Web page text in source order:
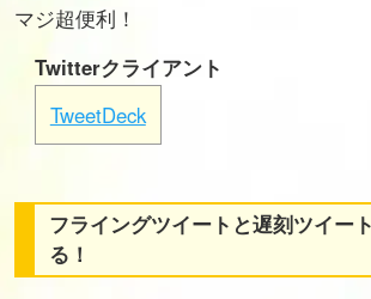
マジ超便利！
Twitterクライアント
TweetDeck
フライングツイートと遅刻ツイー
る！